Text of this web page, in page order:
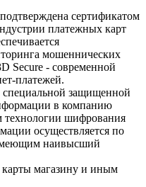
сертификатом
платежных карт
мошеннических
Secure - современной
платежей.
защищенной
в компанию
технологии шифрования
осуществляется по
наивысший
магазину и иным